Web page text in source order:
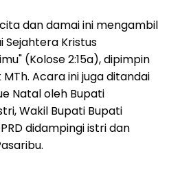
dan damai ini mengambil
Sejahtera Kristus
(Kolose 2:15a), dipimpin
Acara ini juga ditandai
Natal oleh Bupati
Wakil Bupati Bupati
didampingi istri dan